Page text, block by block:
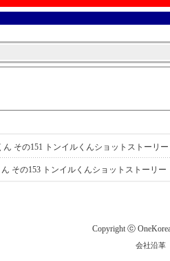
ん その151 トンイルくんショットストーリ
ん その153 トンイルくんショットストーリ
Copyright ⓒ
会社沿革